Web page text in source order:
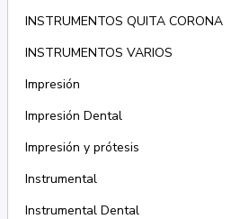
INSTRUMENTOS QUITA CORONA
INSTRUMENTOS VARIOS
Impresión
Impresión Dental
Impresión y prótesis
Instrumental
Instrumental Dental